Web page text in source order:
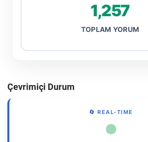
1,257
TOPLAM YORUM
Çevrimiçi Durum
🔄 REAL-TIME
●